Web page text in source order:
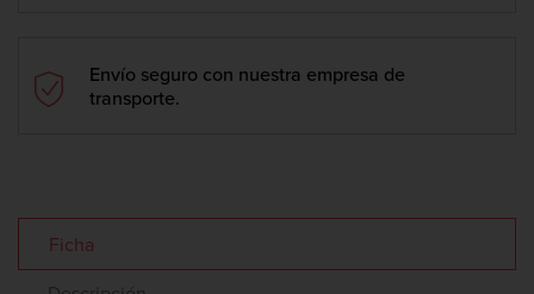
Envío seguro con nuestra empresa de
transporte.
Ficha